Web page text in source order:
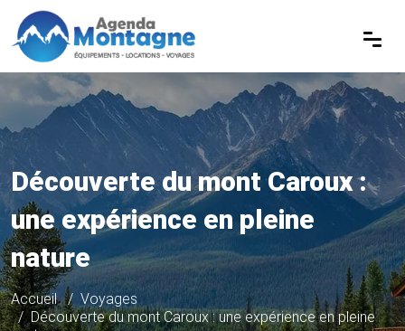
Découverte du mont Caroux :
une expérience en pleine
nature
Accueil
Voyages
Découverte du mont Caroux : une expérience en pleine